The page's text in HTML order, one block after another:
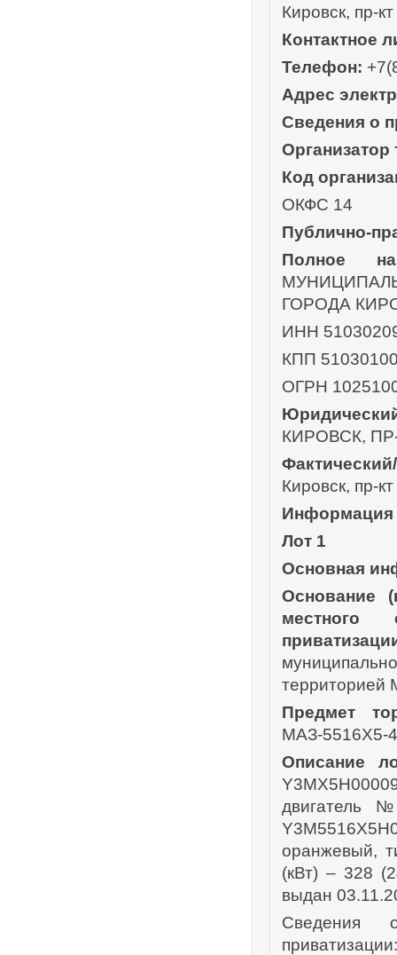
Кировск, пр-
Контактное
Телефон:
Адрес
Сведения о
Код
ОКФС 14
Публично-
Полное
ГОРОДА
ИНН
КПП
ОГРН
КИРОВСК,
Кировск, пр-
Информация
Лот 1
Основная
Основание
местного
территорией
Предмет
МАЗ-5516Х5-
Описание
двигатель
оранжевый,
(кВт) – 328
выдан
Сведения